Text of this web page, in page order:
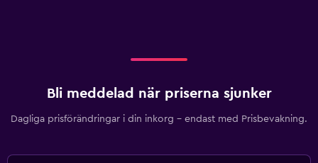
Bli meddelad när priserna sjunker
Dagliga prisförändringar i din inkorg – endast med Prisbevakning.